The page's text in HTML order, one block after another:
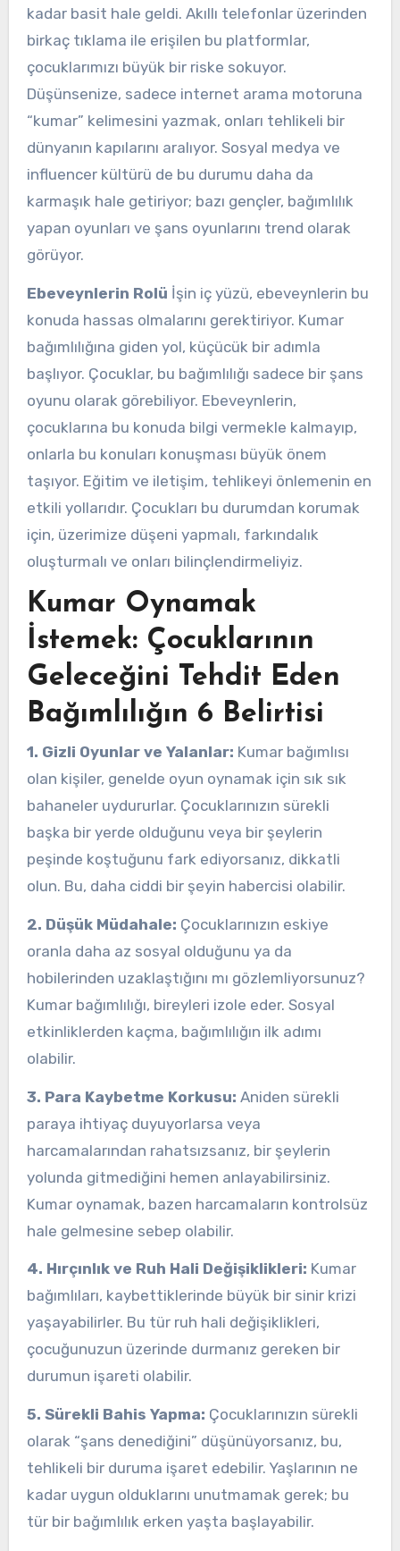
kadar basit hale geldi. Akıllı telefonlar üzerinden
birkaç tıklama ile erişilen bu platformlar,
çocuklarımızı büyük bir riske sokuyor.
Düşünsenize, sadece internet arama motoruna
“kumar” kelimesini yazmak, onları tehlikeli bir
dünyanın kapılarını aralıyor. Sosyal medya ve
influencer kültürü de bu durumu daha da
karmaşık hale getiriyor; bazı gençler, bağımlılık
yapan oyunları ve şans oyunlarını trend olarak
görüyor.
Ebeveynlerin Rolü İşin iç yüzü, ebeveynlerin bu
konuda hassas olmalarını gerektiriyor. Kumar
bağımlılığına giden yol, küçücük bir adımla
başlıyor. Çocuklar, bu bağımlılığı sadece bir şans
oyunu olarak görebiliyor. Ebeveynlerin,
çocuklarına bu konuda bilgi vermekle kalmayıp,
onlarla bu konuları konuşması büyük önem
taşıyor. Eğitim ve iletişim, tehlikeyi önlemenin en
etkili yollarıdır. Çocukları bu durumdan korumak
için, üzerimize düşeni yapmalı, farkındalık
oluşturmalı ve onları bilinçlendirmeliyiz.
Kumar Oynamak
İstemek: Çocuklarının
Geleceğini Tehdit Eden
Bağımlılığın 6 Belirtisi
1. Gizli Oyunlar ve Yalanlar: Kumar bağımlısı
olan kişiler, genelde oyun oynamak için sık sık
bahaneler uydururlar. Çocuklarınızın sürekli
başka bir yerde olduğunu veya bir şeylerin
peşinde koştuğunu fark ediyorsanız, dikkatli
olun. Bu, daha ciddi bir şeyin habercisi olabilir.
2. Düşük Müdahale: Çocuklarınızın eskiye
oranla daha az sosyal olduğunu ya da
hobilerinden uzaklaştığını mı gözlemliyorsunuz?
Kumar bağımlılığı, bireyleri izole eder. Sosyal
etkinliklerden kaçma, bağımlılığın ilk adımı
olabilir.
3. Para Kaybetme Korkusu: Aniden sürekli
paraya ihtiyaç duyuyorlarsa veya
harcamalarından rahatsızsanız, bir şeylerin
yolunda gitmediğini hemen anlayabilirsiniz.
Kumar oynamak, bazen harcamaların kontrolsüz
hale gelmesine sebep olabilir.
4. Hırçınlık ve Ruh Hali Değişiklikleri: Kumar
bağımlıları, kaybettiklerinde büyük bir sinir krizi
yaşayabilirler. Bu tür ruh hali değişiklikleri,
çocuğunuzun üzerinde durmanız gereken bir
durumun işareti olabilir.
5. Sürekli Bahis Yapma: Çocuklarınızın sürekli
olarak “şans denediğini” düşünüyorsanız, bu,
tehlikeli bir duruma işaret edebilir. Yaşlarının ne
kadar uygun olduklarını unutmamak gerek; bu
tür bir bağımlılık erken yaşta başlayabilir.